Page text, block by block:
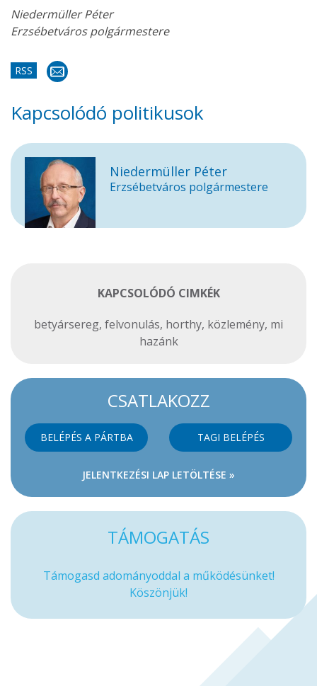
Niedermüller Péter
Erzsébetváros polgármestere
RSS
Kapcsolódó politikusok
Niedermüller Péter
Erzsébetváros polgármestere
KAPCSOLÓDÓ CIMKÉK
betyársereg, felvonulás, horthy, közlemény, mi
hazánk
CSATLAKOZZ
BELÉPÉS A PÁRTBA TAGI BELÉPÉS
JELENTKEZÉSI LAP LETÖLTÉSE »
TÁMOGATÁS
Támogasd adományoddal a működésünket!
Köszönjük!